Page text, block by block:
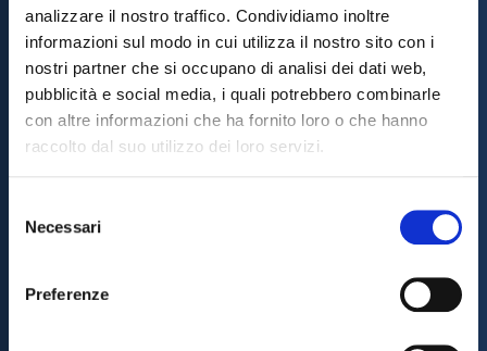
analizzare il nostro traffico. Condividiamo inoltre
informazioni sul modo in cui utilizza il nostro sito con i
nostri partner che si occupano di analisi dei dati web,
pubblicità e social media, i quali potrebbero combinarle
con altre informazioni che ha fornito loro o che hanno
raccolto dal suo utilizzo dei loro servizi.
delNecessari
Preferenze
Scarica l'App
Sempre con te a portata di click!
facile e veloce!